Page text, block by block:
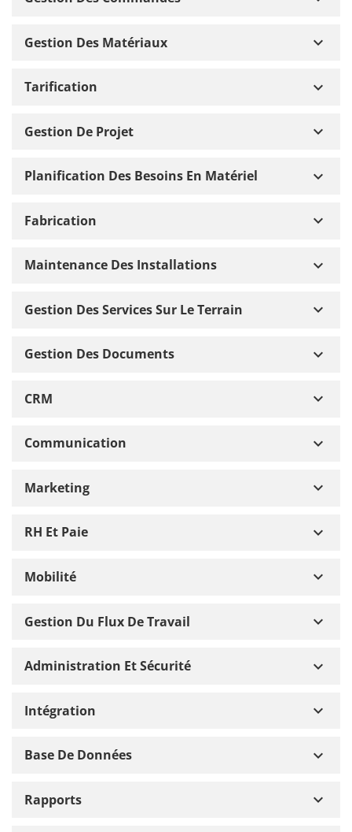
Gestion Des Matériaux keyboard_arrow_down
Tarification keyboard_arrow_down
Gestion De Projet keyboard_arrow_down
Planification Des Besoins En Matériel keyboard_arrow_down
Fabrication keyboard_arrow_down
Maintenance Des Installations keyboard_arrow_down
Gestion Des Services Sur Le Terrain keyboard_arrow_down
Gestion Des Documents keyboard_arrow_down
CRM keyboard_arrow_down
Communication keyboard_arrow_down
Marketing keyboard_arrow_down
RH Et Paie keyboard_arrow_down
Mobilité keyboard_arrow_down
Gestion Du Flux De Travail keyboard_arrow_down
Administration Et Sécurité keyboard_arrow_down
Intégration keyboard_arrow_down
Base De Données keyboard_arrow_down
Rapports keyboard_arrow_down